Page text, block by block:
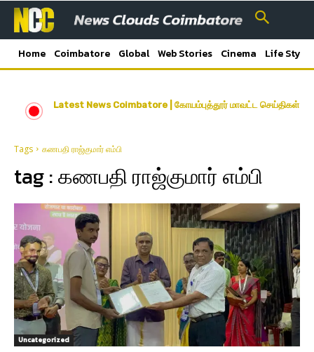
Home Coimbatore Global Web Stories Cinema Life Style
Latest News Coimbatore | கோயம்புத்தூர் மாவட்ட செய்திகள்
Tags கணபதி ராஜ்குமார் எம்பி
tag :கணபதி ராஜ்குமார் எம்பி
Uncategorized